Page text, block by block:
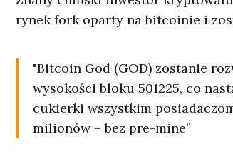
rynek fork oparty na bitcoinie i
"Bitcoin God (GOD) zostanie
wysokości bloku 501225, co
cukierki wszystkim
milionów – bez pre-mine”